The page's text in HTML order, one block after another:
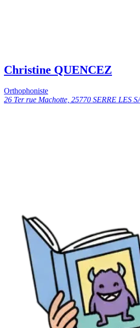
Christine QUENCEZ
Orthophoniste
26 Ter rue Machotte, 25770 SERRE LES